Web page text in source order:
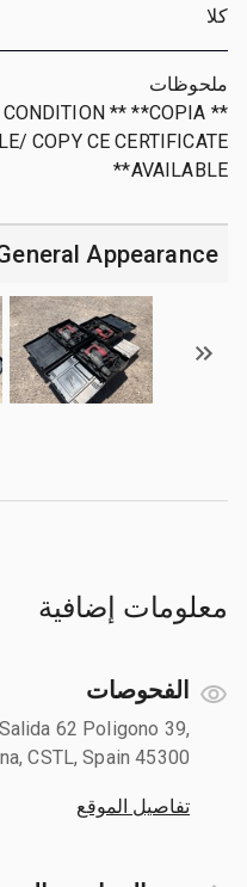
كلا
ملحوظات
CONDITION ** **COPIA
COPY CE CERTIFICATE
AVAILABLE**
Appearance
معلومات إضافية
الفحوصات
62 Poligono 39,
CSTL, Spain 45300
تفاصيل الموقع